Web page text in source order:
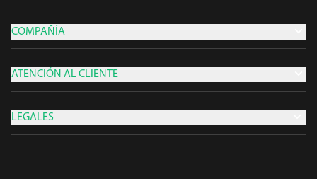
COMPAÑÍA
ATENCIÓN AL CLIENTE
LEGALES